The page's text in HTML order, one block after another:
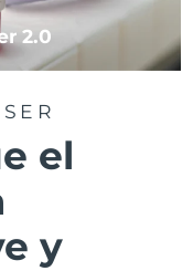
2.0
el
y